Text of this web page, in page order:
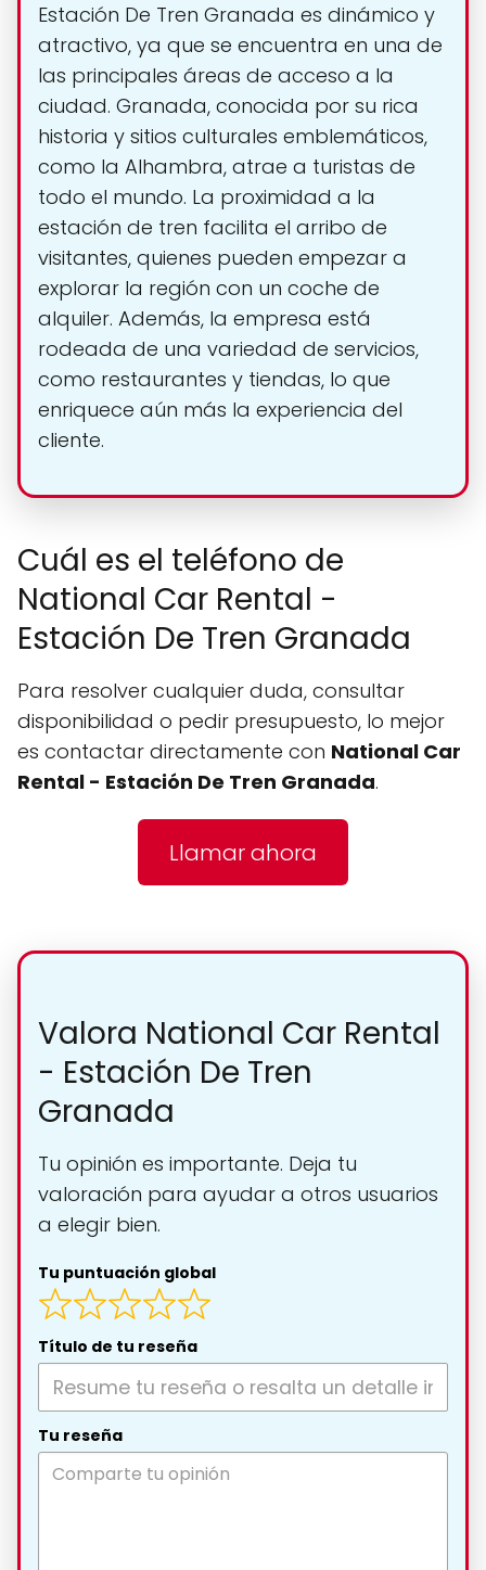
Estación De Tren Granada es dinámico y
atractivo, ya que se encuentra en una de
las principales áreas de acceso a la
ciudad. Granada, conocida por su rica
historia y sitios culturales emblemáticos,
como la Alhambra, atrae a turistas de
todo el mundo. La proximidad a la
estación de tren facilita el arribo de
visitantes, quienes pueden empezar a
explorar la región con un coche de
alquiler. Además, la empresa está
rodeada de una variedad de servicios,
como restaurantes y tiendas, lo que
enriquece aún más la experiencia del
cliente.
Cuál es el teléfono de
National Car Rental -
Estación De Tren Granada
Para resolver cualquier duda, consultar
disponibilidad o pedir presupuesto, lo mejor
es contactar directamente con National Car
Rental - Estación De Tren Granada.
Llamar ahora
Valora National Car Rental
- Estación De Tren
Granada
Tu opinión es importante. Deja tu
valoración para ayudar a otros usuarios
a elegir bien.
Tu puntuación global
Título de tu reseña
Tu reseña